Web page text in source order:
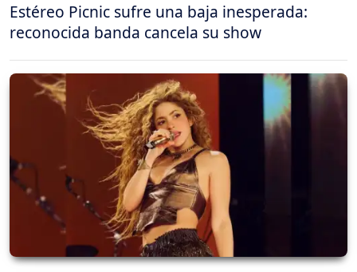
Estéreo Picnic sufre una baja inesperada:
reconocida banda cancela su show